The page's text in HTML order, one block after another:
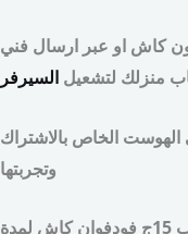
كاش او عبر ارسال فني
منزلك لتشعيل السيرفر
عبر ارقمنا 01150484550لتقي الهوست الخاص بالاشتراك
وتجربتها
نحن نوفر لك هوست تجربي للسيرفر ب 15ج فودفوان كاش لمدة